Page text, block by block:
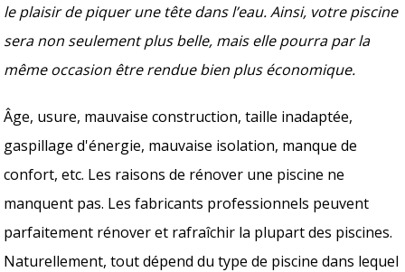
le plaisir de piquer une tête dans l’eau. Ainsi, votre piscine
sera non seulement plus belle, mais elle pourra par la
même occasion être rendue bien plus économique.
Âge, usure, mauvaise construction, taille inadaptée,
gaspillage d'énergie, mauvaise isolation, manque de
confort, etc. Les raisons de rénover une piscine ne
manquent pas. Les fabricants professionnels peuvent
parfaitement rénover et rafraîchir la plupart des piscines.
Naturellement, tout dépend du type de piscine dans lequel